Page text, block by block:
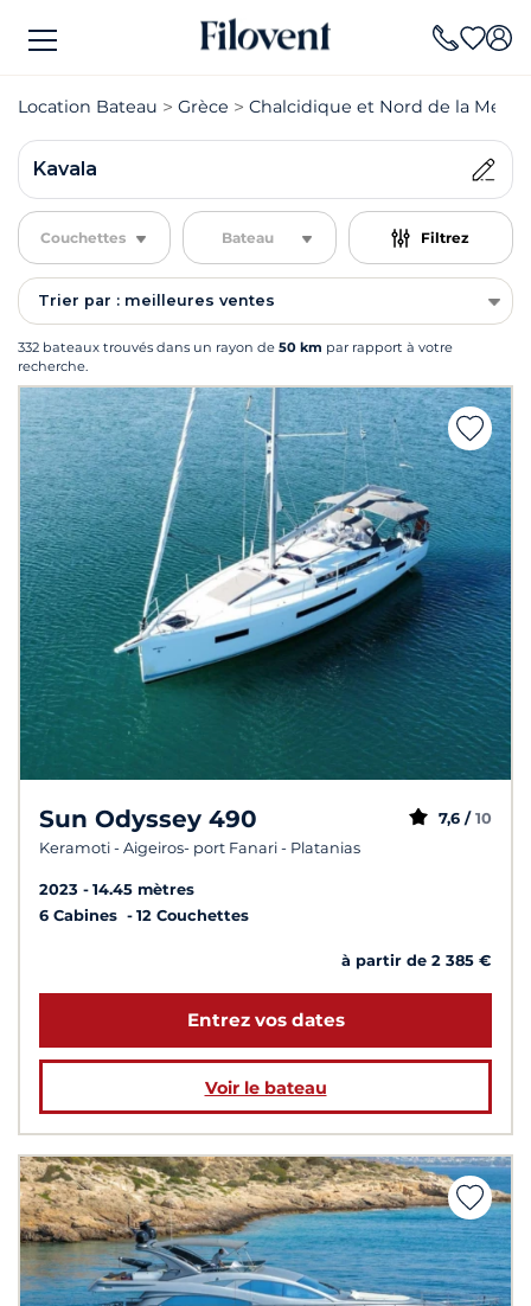
Location Bateau Grèce Chalcidique et Nord de la Mer
Kavala
Couchettes Bateau Filtrez
Trier par : meilleures ventes
332 bateaux trouvés dans un rayon de 50 km par rapport à votre
recherche.
Sun Odyssey 490
Keramoti - Aigeiros- port Fanari - Platanias
7,6 / 10
2023
14.45 mètres
6 Cabines
12 Couchettes
à partir de 2 385 €
Entrez vos dates
Voir le bateau